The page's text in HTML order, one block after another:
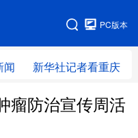
PC版本
闻 新华社记者看重庆
瘤防治宣传周活